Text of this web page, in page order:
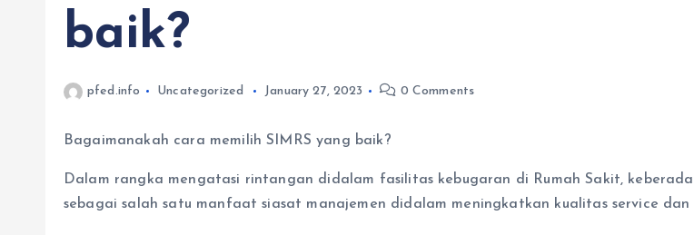
baik?
pfed.info Uncategorized January 27, 2023 0 Comments
Bagaimanakah cara memilih SIMRS yang baik?
Dalam rangka mengatasi rintangan didalam fasilitas kebugaran di Rumah Sakit,
sebagai salah satu manfaat siasat manajemen didalam meningkatkan kualitas service dan